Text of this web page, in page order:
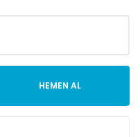
HEMEN AL